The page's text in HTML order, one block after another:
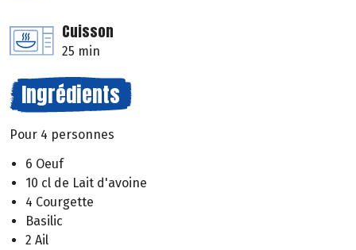
Cuisson
25 min
Ingrédients
Pour 4 personnes
6 Oeuf
10 cl de Lait d'avoine
4 Courgette
Basilic
2 Ail